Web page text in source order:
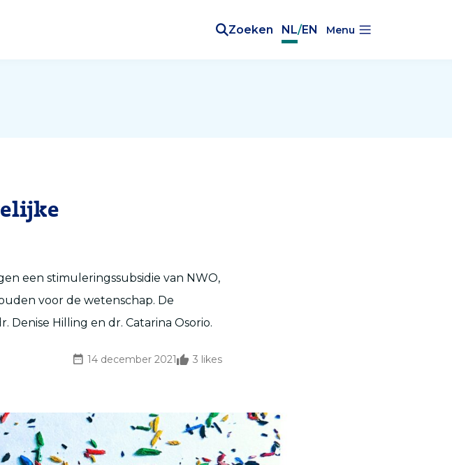
Zoeken NL/EN Menu
een stimuleringssubsidie van NWO,
voor de wetenschap. De
Denise Hilling en dr. Catarina Osorio.
14 december 2021 3 likes